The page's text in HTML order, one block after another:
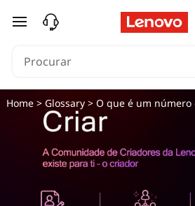
saltar para o conteúdo principal
Home> Glossary> O que é um número